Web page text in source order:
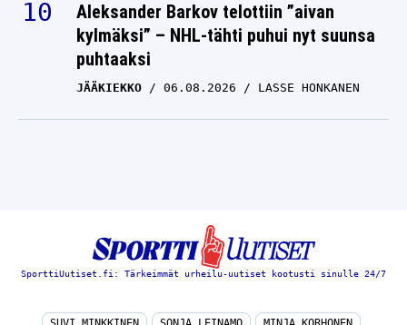
Aleksander Barkov telottiin ”aivan
kylmäksi” – NHL-tähti puhui nyt suunsa
puhtaaksi
JÄÄKIEKKO 06.08.2026 LASSE HONKANEN
SporttiUutiset.fi: Tärkeimmät urheilu-uutiset kootusti sinulle 24/7